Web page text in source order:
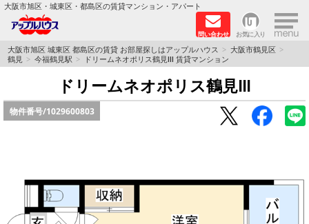
大阪市旭区・城東区・都島区の賃貸マンション・アパート
問い合わせ お気に入り ×
TOPページ
シャーメゾン
路線·駅から探す
地図から探す
スタッフ
大阪市旭区 城東区 都島区の賃貸 お部屋探しはアップルハウス
大阪市鶴見区
鶴見
今福鶴見駅 ドリームネオポリス鶴見Ⅲ 賃貸マンション
ドリームネオポリス鶴見Ⅲ
物件番号/1029600803